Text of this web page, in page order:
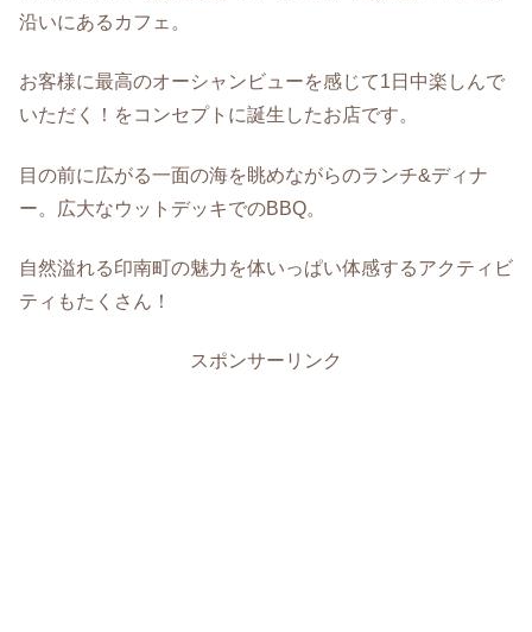
沿いにあるカフェ。
お客様に最高のオーシャンビューを感じて1日中楽しんで
いただく！をコンセプトに誕生したお店です。
目の前に広がる一面の海を眺めながらのランチ&ディナ
ー。広大なウットデッキでのBBQ。
自然溢れる印南町の魅力を体いっぱい体感するアクティビ
ティもたくさん！
スポンサーリンク